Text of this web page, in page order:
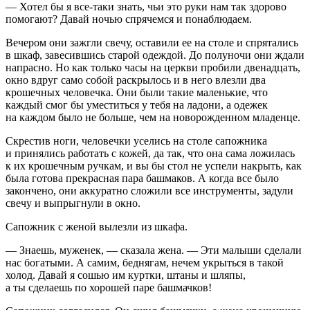
— Хотел бы я все-таки знать, чьи это руки нам так здорово
помогают? Давай ночью спрячемся и понаблюдаем.
Вечером они зажгли свечу, оставили ее на столе и спрятались
в шкаф, завесившись старой одеждой. До полуночи они ждали
напрасно. Но как только часы на церкви пробили двенадцать,
окно вдруг само собой раскрылось и в него влезли два
крошечных человечка. Они были такие маленькие, что
каждый смог бы уместиться у тебя на ладони, а одежек
на каждом было не больше, чем на новорожденном младенце.
Скрестив ноги, человечки уселись на столе сапожника
и принялись работать с кожей, да так, что она сама ложилась
к их крошечным ручкам, и вы бы стол не успели накрыть, как
была готова прекрасная пара башмаков. А когда все было
закончено, они аккуратно сложили все инструменты, задули
свечу и выпрыгнули в окно.
Сапожник с женой вылезли из шкафа.
— Знаешь, муженек, — сказала жена. — Эти малыши сделали
нас богатыми. А самим, беднягам, нечем укрыться в такой
холод. Давай я сошью им куртки, штаны и шляпы,
а ты сделаешь по хорошей паре башмачков!